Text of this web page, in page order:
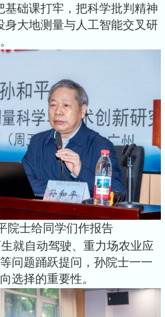
基础课打牢，把科学批判精神
身大地测量与人工智能交叉研
院士给同学们作报告
就自动驾驶、重力场农业应
问题踊跃提问，孙院士一一
选择的重要性。